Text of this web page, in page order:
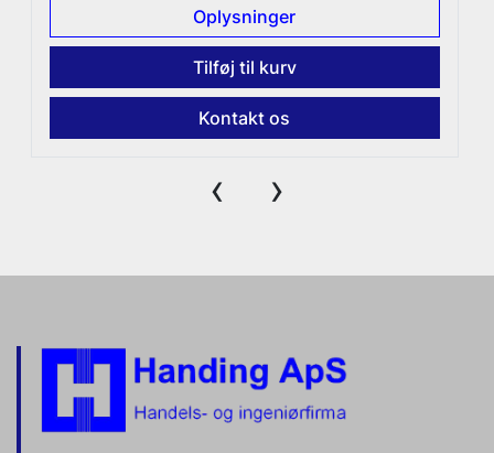
Oplysninger
Tilføj til kurv
Kontakt os
‹ ›